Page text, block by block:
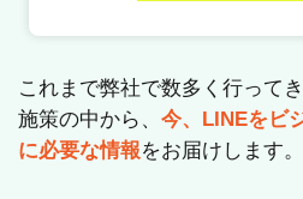
これまで弊社で数多く行って
施策の中から、 今、LINEをビ
に必要な情報をお届けします。